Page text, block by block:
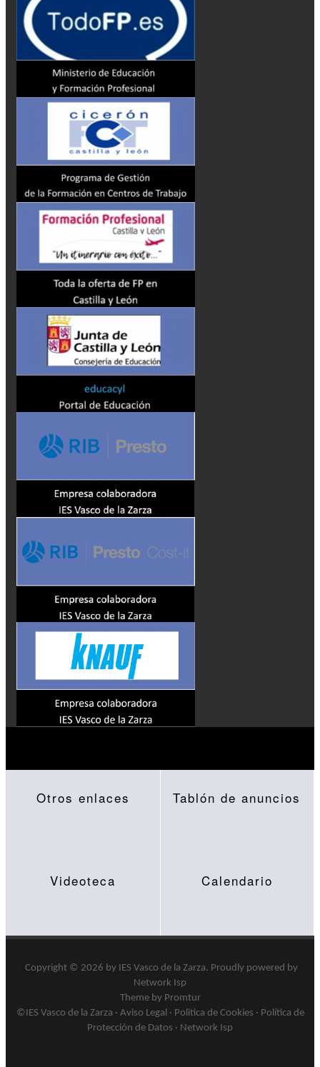
Otros enlaces Tablón de anuncios
Videoteca Calendario
Copyright © 2026 by IES Vasco de la Zarza. Proudly powered by
Network Isp
Theme by Promtur
©IES Vasco de la Zarza · Aviso Legal· Politica de Cookies · Política de
Protección de Datos · Network Isp